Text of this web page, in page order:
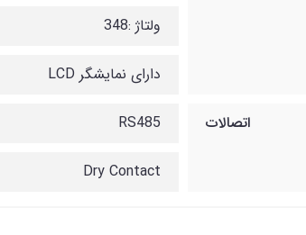
ولتاژ :348
دارای نمایشگر LCD
اتصالات RS485
Dry Contact